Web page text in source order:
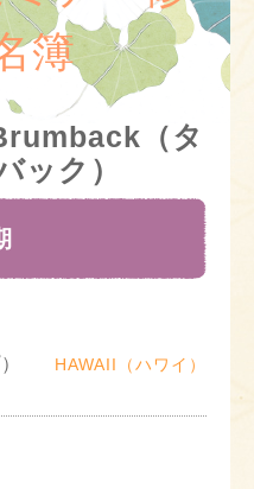
簿
（タ
ック）
HAWAII（ハワイ）